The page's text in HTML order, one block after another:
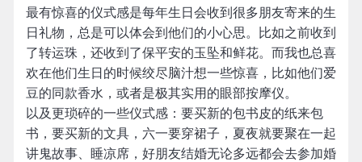
最有惊喜的仪式感是每年生日会收到很多朋友寄来的生
日礼物，总是可以体会到他们的小心思。比如之前收到
了转运珠，还收到了保平安的玉坠和鲜花。而我也总喜
欢在他们生日的时候绞尽脑汁想一些惊喜，比如他们爱
豆的同款香水，或者是极其实用的眼部按摩仪。
以及更琐碎的一些仪式感：要买新的包书皮的纸来包
书，要买新的文具，六一要穿裙子，夏夜就要聚在一起
讲鬼故事、睡凉席，好朋友结婚无论多远都会去参加婚